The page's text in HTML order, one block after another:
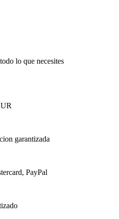
lo que necesites
garantizada
PayPal